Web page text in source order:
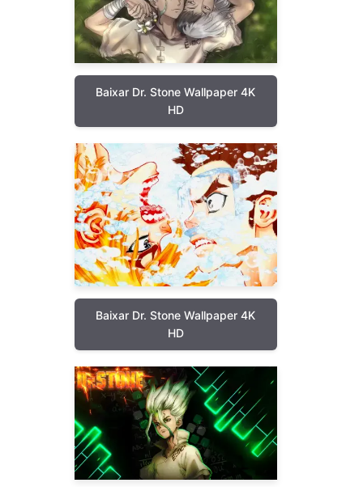
Baixar Dr. Stone Wallpaper 4K
HD
Baixar Dr. Stone Wallpaper 4K
HD